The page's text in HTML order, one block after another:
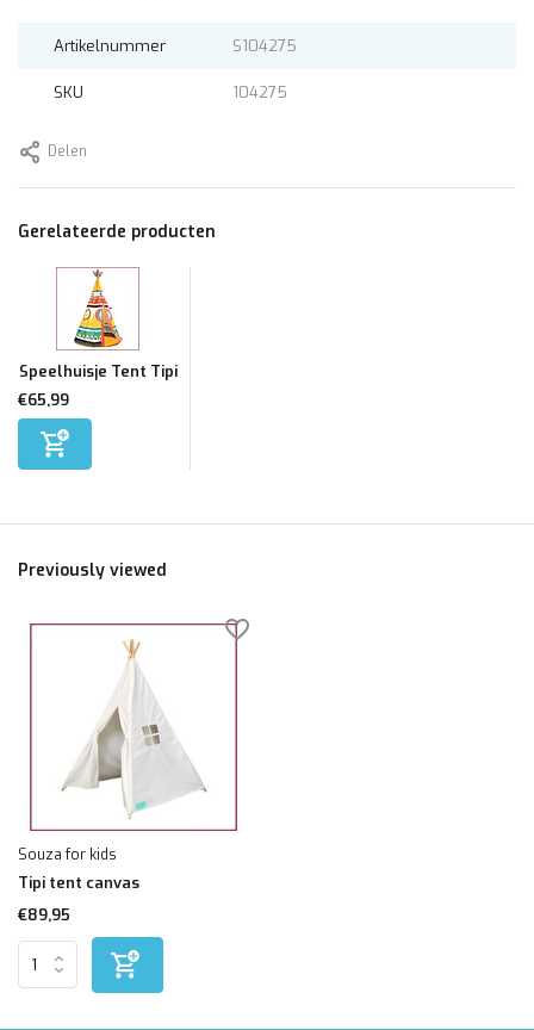
Artikelnummer S104275
SKU 104275
Delen
Gerelateerde producten
Speelhuisje Tent Tipi
€65,99
Previously viewed
Souza for kids
Tipi tent canvas
€89,95